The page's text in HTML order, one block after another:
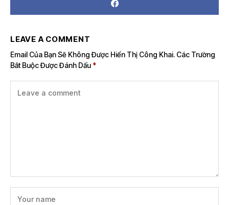
LEAVE A COMMENT
Email Của Bạn Sẽ Không Được Hiển Thị Công Khai. Các Trường
Bắt Buộc Được Đánh Dấu *